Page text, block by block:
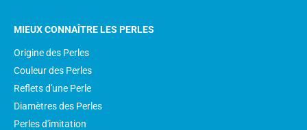
MIEUX CONNAÎTRE LES PERLES
Origine des Perles
Couleur des Perles
Reflets d'une Perle
Diamètres des Perles
Perles d'imitation